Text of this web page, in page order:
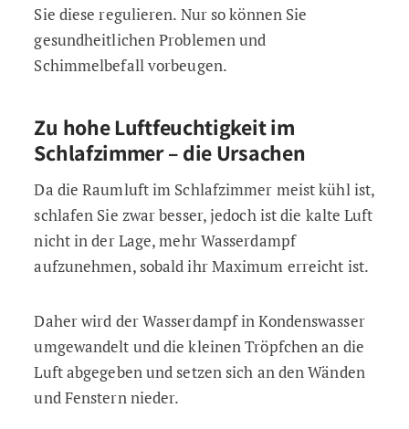
Sie diese regulieren. Nur so können Sie
gesundheitlichen Problemen und
Schimmelbefall vorbeugen.
Zu hohe Luftfeuchtigkeit im
Schlafzimmer – die Ursachen
Da die Raumluft im Schlafzimmer meist kühl ist,
schlafen Sie zwar besser, jedoch ist die kalte Luft
nicht in der Lage, mehr Wasserdampf
aufzunehmen, sobald ihr Maximum erreicht ist.
Daher wird der Wasserdampf in Kondenswasser
umgewandelt und die kleinen Tröpfchen an die
Luft abgegeben und setzen sich an den Wänden
und Fenstern nieder.